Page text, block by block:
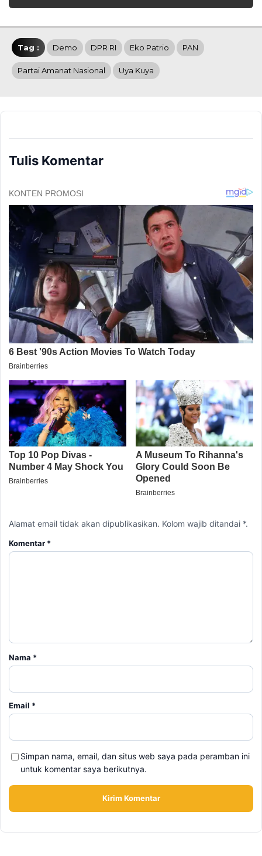
Tag : Demo DPR RI Eko Patrio PAN
Partai Amanat Nasional Uya Kuya
Tulis Komentar
Alamat email tidak akan dipublikasikan. Kolom wajib ditandai *.
Komentar *
Nama *
Email *
Simpan nama, email, dan situs web saya pada peramban ini
untuk komentar saya berikutnya.